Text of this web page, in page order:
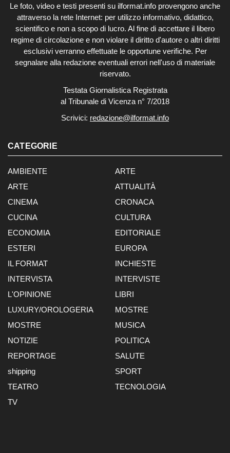
Le foto, video e testi presenti su ilformat.info provengono anche
attraverso la rete Internet: per utilizzo informativo, didattico,
scientifico e non a scopo di lucro. Al fine di accettare il libero
regime di circolazione e non violare il diritto d'autore o altri diritti
esclusivi verranno effettuate le opportune verifiche. Per
segnalare alla redazione eventuali errori nell'uso di materiale
riservato.
Testata Giornalistica Registrata
al Tribunale di Vicenza n° 7/2018
Scrivici: redazione@ilformat.info
CATEGORIE
AMBIENTE
ARTE
ARTE
ATTUALITÀ
CINEMA
CRONACA
CUCINA
CULTURA
ECONOMIA
EDITORIALE
ESTERI
EUROPA
IL FORMAT
INCHIESTE
INTERVISTA
INTERVISTE
L'OPINIONE
LIBRI
LUXURY/OROLOGERIA
MOSTRE
MOSTRE
MUSICA
NOTIZIE
POLITICA
REPORTAGE
SALUTE
shipping
SPORT
TEATRO
TECNOLOGIA
TV